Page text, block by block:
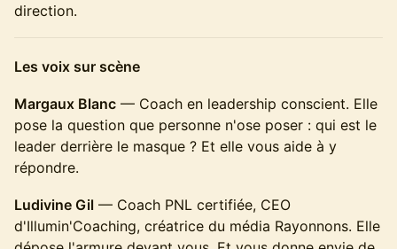
direction.
Les voix sur scène
Margaux Blanc — Coach en leadership conscient. Elle
pose la question que personne n'ose poser : qui est le
leader derrière le masque ? Et elle vous aide à y
répondre.
Ludivine Gil — Coach PNL certifiée, CEO
d'Illumin'Coaching, créatrice du média Rayonnons. Elle